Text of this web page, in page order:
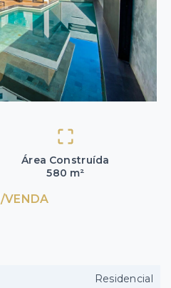
Área Construída
580 m²
/VENDA
Residencial